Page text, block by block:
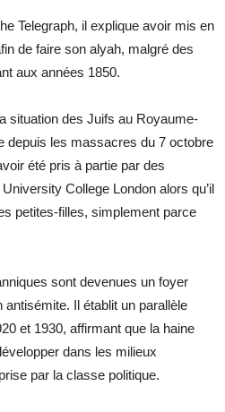
Telegraph, il explique avoir mis en
de faire son alyah, malgré des
aux années 1850.
situation des Juifs au Royaume-
depuis les massacres du 7 octobre
été pris à partie par des
College London alors qu’il
petites-filles, simplement parce
sont devenues un foyer
Il établit un parallèle
et 1930, affirmant que la haine
dans les milieux
par la classe politique.